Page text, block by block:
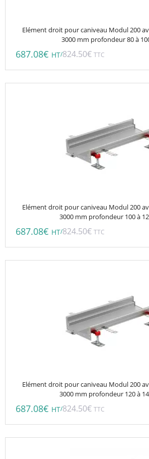
Elément droit pour caniveau Modul 200
3000 mm profondeur 80 à
687.08€ HT/824.50€ TTC
Elément droit pour caniveau Modul 200
3000 mm profondeur 100 à
687.08€ HT/824.50€ TTC
Elément droit pour caniveau Modul 200
3000 mm profondeur 120 à
687.08€ HT/824.50€ TTC